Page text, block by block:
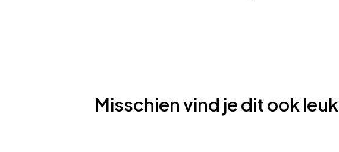
Misschien vind je dit ook leuk